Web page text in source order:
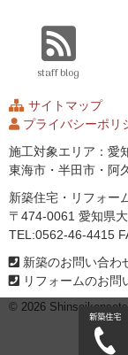
staff blog
サイトマップ
プライバシーポリ
施工対象エリア：愛
東海市・半田市・阿
新築住宅・リフォー
〒474-0061 愛知県
TEL:0562-46-4415
新築のお問い合わ
リフォームのお
© 2026